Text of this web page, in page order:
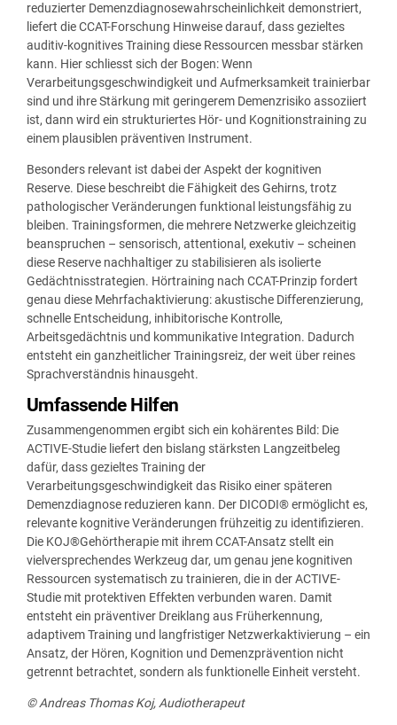
reduzierter Demenzdiagnosewahrscheinlichkeit demonstriert,
liefert die CCAT-Forschung Hinweise darauf, dass gezieltes
auditiv-kognitives Training diese Ressourcen messbar stärken
kann. Hier schliesst sich der Bogen: Wenn
Verarbeitungsgeschwindigkeit und Aufmerksamkeit trainierbar
sind und ihre Stärkung mit geringerem Demenzrisiko assoziiert
ist, dann wird ein strukturiertes Hör- und Kognitionstraining zu
einem plausiblen präventiven Instrument.
Besonders relevant ist dabei der Aspekt der kognitiven
Reserve. Diese beschreibt die Fähigkeit des Gehirns, trotz
pathologischer Veränderungen funktional leistungsfähig zu
bleiben. Trainingsformen, die mehrere Netzwerke gleichzeitig
beanspruchen – sensorisch, attentional, exekutiv – scheinen
diese Reserve nachhaltiger zu stabilisieren als isolierte
Gedächtnisstrategien. Hörtraining nach CCAT-Prinzip fordert
genau diese Mehrfachaktivierung: akustische Differenzierung,
schnelle Entscheidung, inhibitorische Kontrolle,
Arbeitsgedächtnis und kommunikative Integration. Dadurch
entsteht ein ganzheitlicher Trainingsreiz, der weit über reines
Sprachverständnis hinausgeht.
Umfassende Hilfen
Zusammengenommen ergibt sich ein kohärentes Bild: Die
ACTIVE-Studie liefert den bislang stärksten Langzeitbeleg
dafür, dass gezieltes Training der
Verarbeitungsgeschwindigkeit das Risiko einer späteren
Demenzdiagnose reduzieren kann. Der DICODI® ermöglicht es,
relevante kognitive Veränderungen frühzeitig zu identifizieren.
Die KOJ®Gehörtherapie mit ihrem CCAT-Ansatz stellt ein
vielversprechendes Werkzeug dar, um genau jene kognitiven
Ressourcen systematisch zu trainieren, die in der ACTIVE-
Studie mit protektiven Effekten verbunden waren. Damit
entsteht ein präventiver Dreiklang aus Früherkennung,
adaptivem Training und langfristiger Netzwerkaktivierung – ein
Ansatz, der Hören, Kognition und Demenzprävention nicht
getrennt betrachtet, sondern als funktionelle Einheit versteht.
© Andreas Thomas Koj, Audiotherapeut